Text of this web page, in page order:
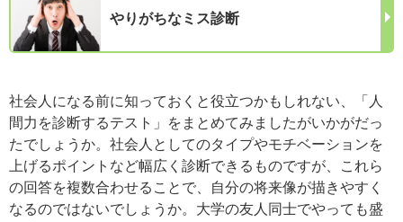
やりがちなミス診断
社会人になる前に知っておくと役立つかもしれない、「人
間力を診断するテスト」をまとめてみましたがいかがだっ
たでしょうか。社会人としてのタイプやモチベーションを
上げるポイントなど幅広く診断できるものですが、これら
の回答を複数合わせることで、自分の将来像が描きやすく
なるのではないでしょうか。大学の友人同士でやっても盛